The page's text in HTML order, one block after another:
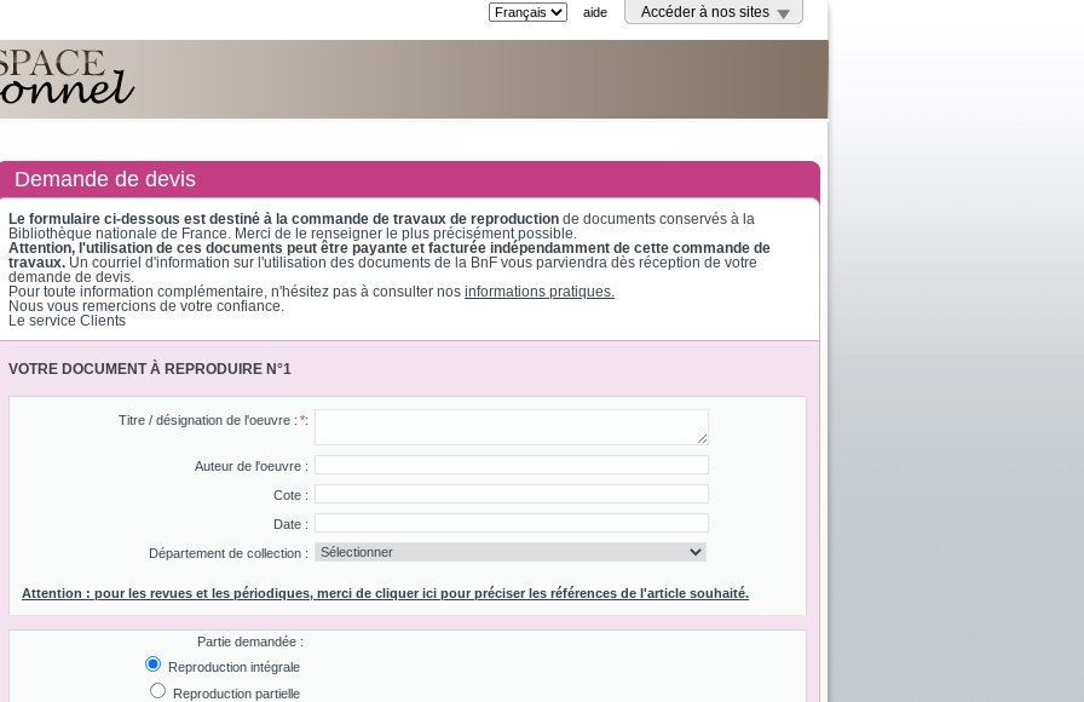
aide Accéder à nos sites
Demande de devis
Le formulaire ci-dessous est destiné à la commande de travaux de reproduction de documents conservés à la
Bibliothèque nationale de France. Merci de le renseigner le plus précisément possible.
Attention, l'utilisation de ces documents peut être payante et facturée indépendamment de cette commande de
travaux. Un courriel d'information sur l'utilisation des documents de la BnF vous parviendra dès réception de votre
demande de devis.
Pour toute information complémentaire, n'hésitez pas à consulter nos informations pratiques.
Nous vous remercions de votre confiance.
Le service Clients
VOTRE DOCUMENT À REPRODUIRE N°1
Titre / désignation de l'oeuvre : *:
Auteur de l'oeuvre :
Cote :
Date :
Département de collection :
Attention : pour les revues et les périodiques, merci de cliquer ici pour préciser les références de l'article souhaité.
Partie demandée :
Reproduction intégrale
Reproduction partielle